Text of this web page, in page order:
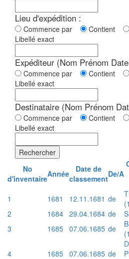
Lieu d'expédition :
Commence par Contient
Libellé exact
Expéditeur (Nom Prénom
Commence par Contient
Libellé exact
Destinataire (Nom Prénom
Commence par Contient
Libellé exact
Rechercher
No
d'inventaireAnnée
Date de
classementDe/A
1
1681 12.11.1681 de
2
1684 29.04.1684 de
3
1685 07.06.1685 de
4 1685 07.06.1685 de